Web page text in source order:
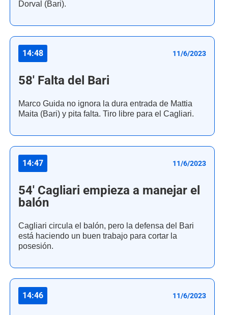
Dorval (Bari).
14:48 11/6/2023
58' Falta del Bari
Marco Guida no ignora la dura entrada de Mattia
Maita (Bari) y pita falta. Tiro libre para el Cagliari.
14:47 11/6/2023
54' Cagliari empieza a manejar el
balón
Cagliari circula el balón, pero la defensa del Bari
está haciendo un buen trabajo para cortar la
posesión.
14:46 11/6/2023